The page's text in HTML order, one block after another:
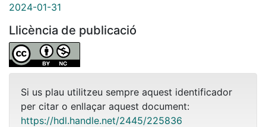
2024-01-31
Llicència de publicació
Si us plau utilitzeu sempre aquest identificador
per citar o enllaçar aquest document:
https://hdl.handle.net/2445/225836